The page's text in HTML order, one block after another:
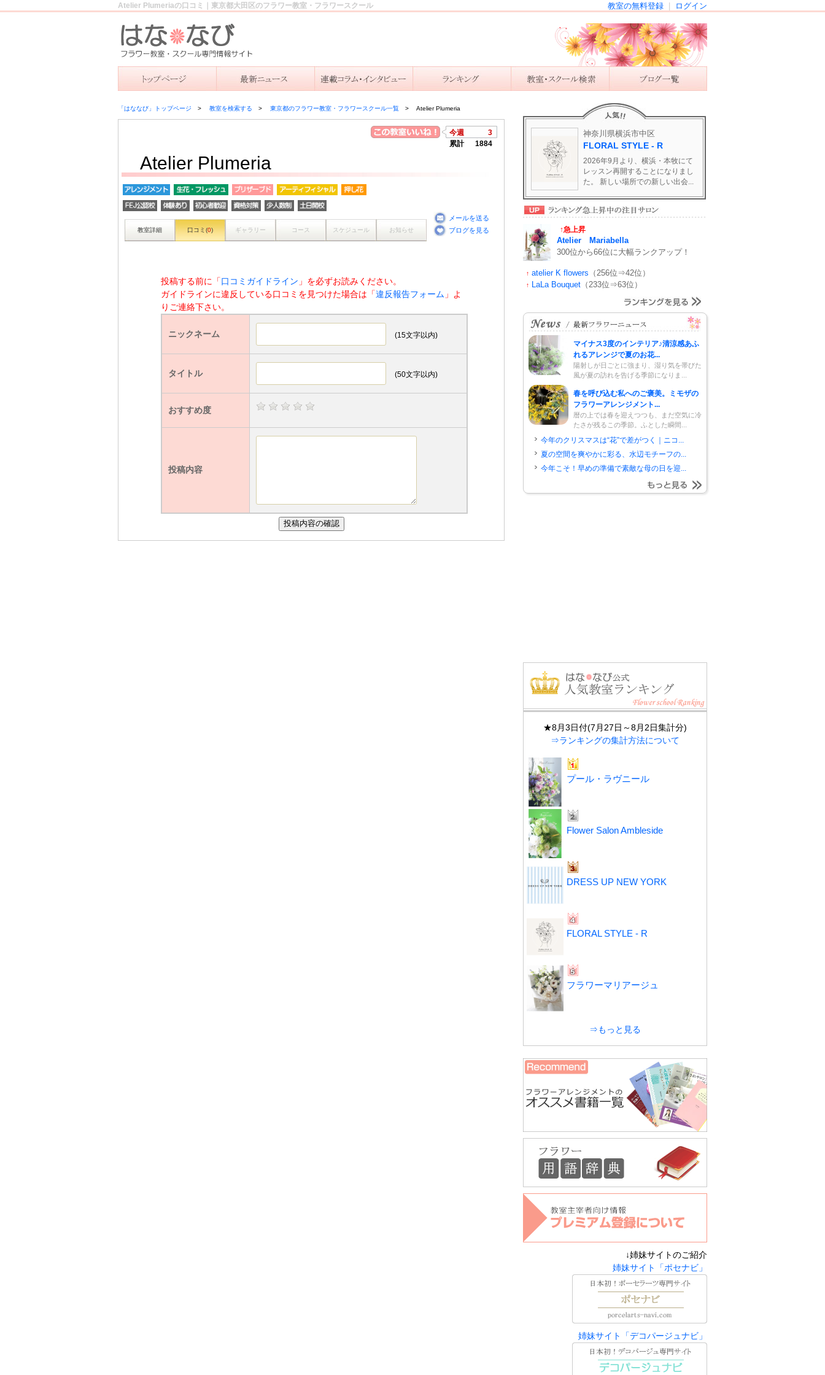
Atelier Plumeriaの口コミ｜東京都大田区のフラワー教室・フラワースクール ログイン
教室の無料登録
「はななび」トップページ 教室を検索する 東京都のフラワー教室・フラワースクール一覧 Atelier Plumeria
今週
3
累計
1884
Atelier Plumeria
教室詳細 口コミ(0) ギャラリー コース スケジュール お知らせ
メールを送る
ブログを見る
投稿する前に「口コミガイドライン 」を必ずお読みください。
ガイドラインに違反している口コミを見つけた場合は「違反報告フォーム 」よ
りご連絡下さい。
ニックネーム (15文字以内)
タイトル (50文字以内)
おすすめ度
投稿内容
神奈川県横浜市中区
FLORAL STYLE - R
2026年9月より、横浜・本牧にて
レッスン再開することになりまし
た。 新しい場所での新しい出会...
↑急上昇
Atelier Mariabella
300位から66位に大幅ランクアップ！
↑ atelier K flowers （256位⇒42位）
↑ LaLa Bouquet （233位⇒63位）
マイナス3度のインテリア♪清涼感あふ
れるアレンジで夏のお花...
陽射しが日ごとに強まり、湿り気を帯びた
風が夏の訪れを告げる季節になりま...
春を呼び込む私へのご褒美。ミモザの
フラワーアレンジメント...
暦の上では春を迎えつつも、まだ空気に冷
たさが残るこの季節。ふとした瞬間...
今年のクリスマスは“花”で差がつく｜ニコ...
夏の空間を爽やかに彩る、水辺モチーフの...
今年こそ！早めの準備で素敵な母の日を迎...
★8月3日付(7月27日～8月2日集計分)
⇒ランキングの集計方法について
プール・ラヴニール
Flower Salon Ambleside
DRESS UP NEW YORK
FLORAL STYLE - R
フラワーマリアージュ
⇒もっと見る
↓姉妹サイトのご紹介
姉妹サイト「ポセナビ」
姉妹サイト「デコパージュナビ」